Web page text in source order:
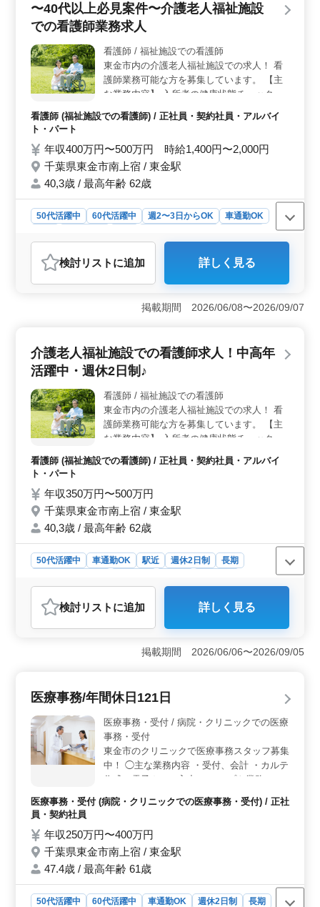
業務や身体機能の維持・回復サポート、看護師の補助な
どを担当します。サービス利用者と家族とのコミュニケ
週3日以上の相談可能なシフト制で融通の利く働き方がで
きます。また週休二日や車通勤可能など働きやすい環境
が整っています。入居者様の生活を支える介護のプロと
して、やりがいのある仕事に取り組んでみませんか。お
〜40代以上必見案件〜介護老人福祉施設
での看護師業務求人
看護師 / 福祉施設での看護師
東金市内の介護老人福祉施設での求人！ 看
護師業務可能な方を募集しています。 【主
な業務内容】 入所者の健康状態チェック 日
無料駐車場有り ＊中高年歓迎 ＊ブランクの
業も少なめの施設です！ 是非ご応募くださ
い！
看護師 (福祉施設での看護師) / 正社員・契約社員・アルバイ
ト・パート
年収400万円〜500万円 時給1,400円〜2,000円
千葉県東金市南上宿 / 東金駅
40,3歳 / 最高年齢 62歳
50代活躍中 60代活躍中 週2〜3日からOK
車通勤OK
アルバイト・パート
おすすめポイント
＜需要＞ 千葉県東金市南上宿に位置する介護老人福祉
施設では、看護師業務の求人が募集されています。入所
者の健康状態のチェックや日常生活の衛生管理、体調異
活かせる環境であり、積極的に募集されています。
＜特徴＞ 車通勤が可能な立地条件であり、週2〜3日か
年の方々も歓迎されており、オンコール可能な方も積極
的に募集されています。また、残業が少ないため、ワー
クライフバランスを重視した働き方が実現できま
す。 ＜福利厚生＞ 雇用・労災・健康・厚生などの
き方がサポートされています。年間休日123日や有給休暇
の取得が推奨されており、働きやすい環境が整っていま
す。
検討リスト に追加 詳しく見る
掲載期間 2026/06/08〜2026/09/07
介護老人福祉施設での看護師求人！中高年
活躍中・週休2日制♪
看護師 / 福祉施設での看護師
東金市内の介護老人福祉施設での求人！ 看
護師業務可能な方を募集しています。 【主
な業務内容】 入所者の健康状態チェック 日
無料駐車場有り ＊中高年歓迎 ＊ブランクの
業も少なめの施設です！ 是非ご応募くださ
い！
看護師 (福祉施設での看護師) / 正社員・契約社員・アルバイ
ト・パート
年収350万円〜500万円
千葉県東金市南上宿 / 東金駅
40,3歳 / 最高年齢 62歳
50代活躍中 車通勤OK 駅近 週休2日制
長期
おすすめポイント
＜中高年の活躍を支援＞ 介護老人福祉施設での看護師
求人では、中高年の方々の活躍を特に歓迎しています。
経験豊富な看護師の方々が、入所者の健康管理や日常生
能な方も歓迎しています。 ＜働きやすい環境＞ 週
休2日制を採用しており、残業も少なめです。車通勤が可
能で、無料駐車場が用意されています。従業員の健康を
大切にする福利厚生制度も整っており、働きやすい環境
が整っています。 ＜経験者のサポート＞ 看護師実
務経験が5年以上ある方を求めています。経験豊富な方々
上に貢献できることを期待しています。
検討リスト に追加 詳しく見る
掲載期間 2026/06/06〜2026/09/05
医療事務/年間休日121日
医療事務・受付 / 病院・クリニックでの医療
事務・受付
東金市のクリニックで医療事務スタッフ募集
中！ ◯主な業務内容 ・受付、会計 ・カルテ
作成、電子カルテ入力 ・レセプト業務 ・診
も活躍中です。 アットホームで働きやすい
通勤OK ＊50歳以上活躍中 ＊60歳以上活躍
中
医療事務・受付 (病院・クリニックでの医療事務・受付) / 正社
員・契約社員
年収250万円〜400万円
千葉県東金市南上宿 / 東金駅
47.4歳 / 最高年齢 61歳
50代活躍中 60代活躍中 車通勤OK 週休2日制
長期